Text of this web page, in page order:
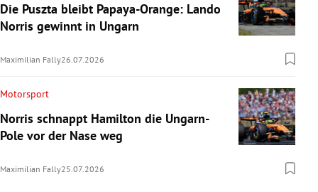
Die Puszta bleibt Papaya-Orange: Lando
Norris gewinnt in Ungarn
Maximilian Fally26.07.2026
Motorsport
Norris schnappt Hamilton die Ungarn-
Pole vor der Nase weg
Maximilian Fally25.07.2026